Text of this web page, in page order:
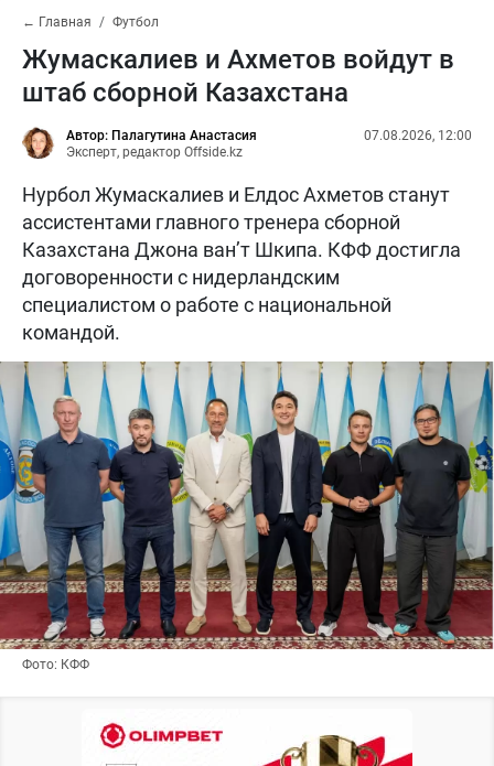
← Главная Футбол
Жумаскалиев и Ахметов войдут в
штаб сборной Казахстана
Автор: Палагутина Анастасия
Эксперт, редактор Offside.kz
07.08.2026, 12:00
Нурбол Жумаскалиев и Елдос Ахметов станут
ассистентами главного тренера сборной
Казахстана Джона ван’т Шкипа. КФФ достигла
договоренности с нидерландским
специалистом о работе с национальной
командой.
Фото: КФФ